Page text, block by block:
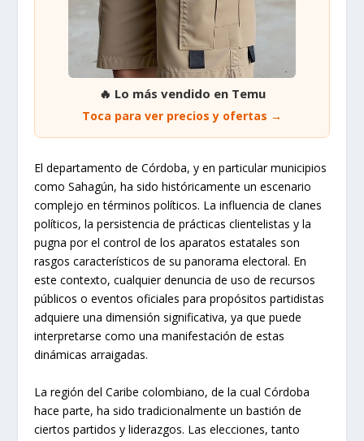
🔥 Lo más vendido en Temu
Toca para ver precios y ofertas →
El departamento de Córdoba, y en particular municipios
como Sahagún, ha sido históricamente un escenario
complejo en términos políticos. La influencia de clanes
políticos, la persistencia de prácticas clientelistas y la
pugna por el control de los aparatos estatales son
rasgos característicos de su panorama electoral. En
este contexto, cualquier denuncia de uso de recursos
públicos o eventos oficiales para propósitos partidistas
adquiere una dimensión significativa, ya que puede
interpretarse como una manifestación de estas
dinámicas arraigadas.
La región del Caribe colombiano, de la cual Córdoba
hace parte, ha sido tradicionalmente un bastión de
ciertos partidos y liderazgos. Las elecciones, tanto